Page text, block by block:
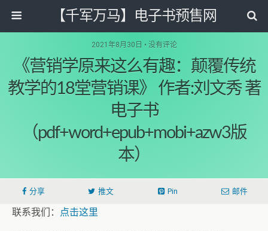
【千军万马】电子书预售网
2021年8月30日 • 没有评论
《营销学原来这么有趣：颠覆传统
教学的18堂营销课》 作者:刘文秀 著
电子书
（pdf+word+epub+mobi+azw3版
本）
分享 推文 Pin 邮件
联系我们： 点击这里